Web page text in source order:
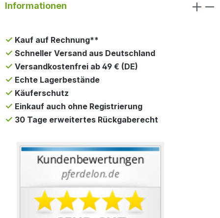
Informationen
Kauf auf Rechnung**
Schneller Versand aus Deutschland
Versandkostenfrei ab 49 € (DE)
Echte Lagerbestände
Käuferschutz
Einkauf auch ohne Registrierung
30 Tage erweitertes Rückgaberecht